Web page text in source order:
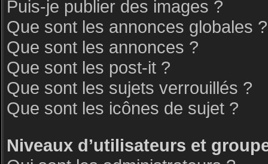
Puis-je publier des images ?
Que sont les annonces globales ?
Que sont les annonces ?
Que sont les post-it ?
Que sont les sujets verrouillés ?
Que sont les icônes de sujet ?
Niveaux d’utilisateurs et